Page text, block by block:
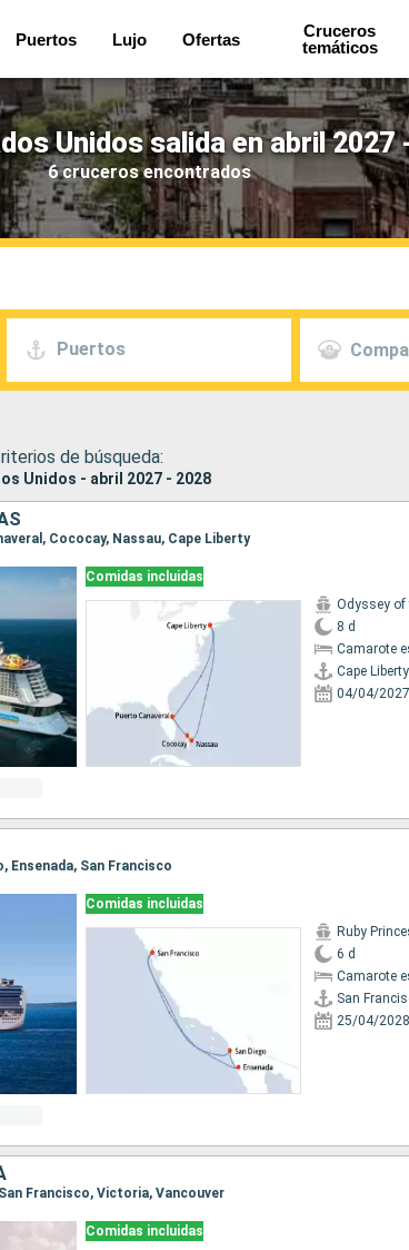
Puertos Lujo Ofertas
Cruceros
temáticos
Unidos salida en abril 2027
6 cruceros encontrados
Puertos
de búsqueda:
Unidos - abril 2027 - 2028
Cococay, Nassau, Cape Liberty
Comidas incluidas
Odyssey of
8 d
Camarote
Cape Liberty
04/04/2027
Ensenada, San Francisco
Comidas incluidas
Ruby
6 d
Camarote
San
25/04/2028
Francisco, Victoria, Vancouver
Comidas incluidas